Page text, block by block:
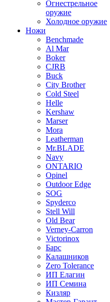
Огнестрельное
оружие
Холодное оружие
Ножи
Benchmade
Al Mar
Boker
CJRB
Buck
City Brother
Cold Steel
Helle
Kershaw
Marser
Mora
Leatherman
Mr.BLADE
Navy
ONTARIO
Opinel
Outdoor Edge
SOG
Spyderco
Stell Will
Old Bear
Verney-Carron
Victorinox
Барс
Калашников
Zero Tolerance
ИП Елагин
ИП Семина
Кизляр